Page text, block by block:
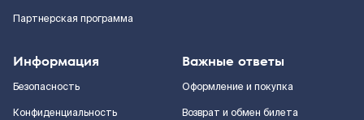
Партнерская программа
Информация
Безопасность
Конфиденциальность
Важные ответы
Оформление и покупка
Возврат и обмен билета